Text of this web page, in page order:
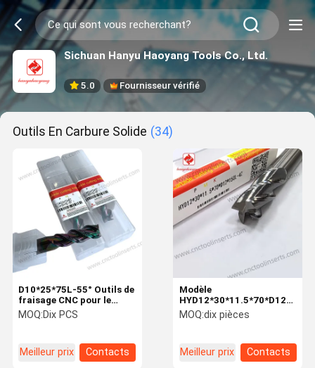
Sichuan Hanyu Haoyang Tools Co., Ltd.
5.0 Fournisseur vérifié
Outils En Carbure Solide (34)
D10*25*75L-55° Outils de
fraisage CNC pour le
fraisage des PCB et des
composants de turbines
MOQ:Dix PCS
Meilleur prix Contacts
Modèle
4Z, Fraise en bout non
revêtue à 4 dents,
MOQ:dix pièces
Meilleur prix Contacts